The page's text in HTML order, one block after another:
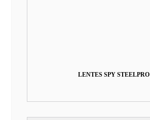
LENTES SPY STEELPRO